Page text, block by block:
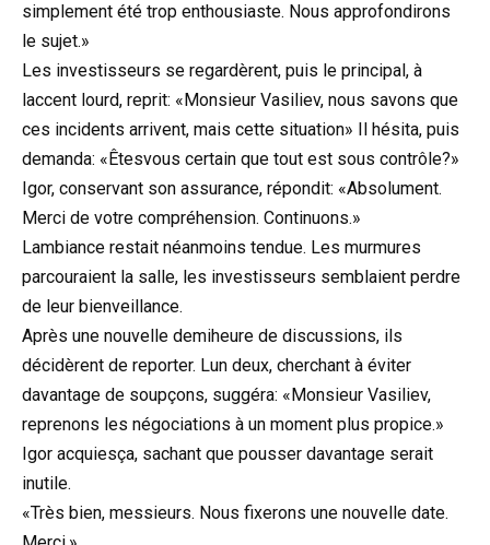
simplement été trop enthousiaste. Nous approfondirons
le sujet.»
Les investisseurs se regardèrent, puis le principal, à
laccent lourd, reprit: «Monsieur Vasiliev, nous savons que
ces incidents arrivent, mais cette situation» Il hésita, puis
demanda: «Êtesvous certain que tout est sous contrôle?»
Igor, conservant son assurance, répondit: «Absolument.
Merci de votre compréhension. Continuons.»
Lambiance restait néanmoins tendue. Les murmures
parcouraient la salle, les investisseurs semblaient perdre
de leur bienveillance.
Après une nouvelle demiheure de discussions, ils
décidèrent de reporter. Lun deux, cherchant à éviter
davantage de soupçons, suggéra: «Monsieur Vasiliev,
reprenons les négociations à un moment plus propice.»
Igor acquiesça, sachant que pousser davantage serait
inutile.
«Très bien, messieurs. Nous fixerons une nouvelle date.